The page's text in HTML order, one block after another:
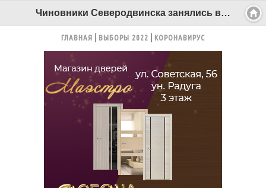
Чиновники Северодвинска занялись вопросом безнадзорных рыб и свиней на территории города - Беломорканал Северодвинск tv29.ru
ГЛАВНАЯ ВЫБОРЫ 2022 КОРОНАВИРУС